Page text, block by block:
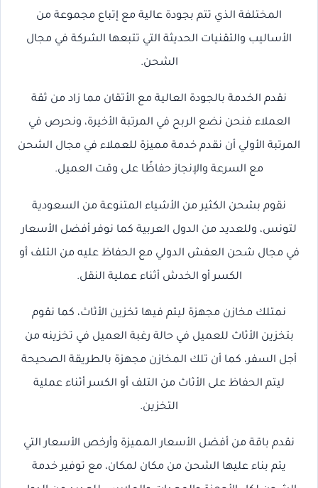
المختلفة الذي تتم بجودة عالية مع إتباع مجموعة من
الأساليب والتقنيات الحديثة التي تتبعها الشركة في مجال
الشحن.
نقدم الخدمة بالجودة العالية مع الأتقان مما زاد من ثقة
العملاء فنحن نضع الربح في المرتبة الأخيرة، ونحرص في
المرتبة الأولي أن نقدم خدمة مميزة للعملاء في مجال الشحن
مع السرعة والإنجاز حفاظًا على وقت العميل.
نقوم بشحن الكثير من الأشياء المتنوعة من السعودية
لتونس، وللعديد من الدول العربية كما نوفر أفضل الأسعار
في مجال شحن العفش الدولي مع الحفاظ عليه من التلف أو
الكسر أو الخدش أثناء عملية النقل.
نمتلك مخازن مجهزة ليتم فيها تخزين الأثاث، كما نقوم
بتخزين الأثاث للعميل في حالة رغبة العميل في تخزينه من
أجل السفر، كما أن تلك المخازن مجهزة بالطريقة الصحيحة
ليتم الحفاظ على الأثاث من التلف أو الكسر أثناء عملية
التخزين.
نقدم باقة من أفضل الأسعار المميزة وأرخص الأسعار التي
يتم بناء عليها الشحن من مكان لمكان، مع توفير خدمة